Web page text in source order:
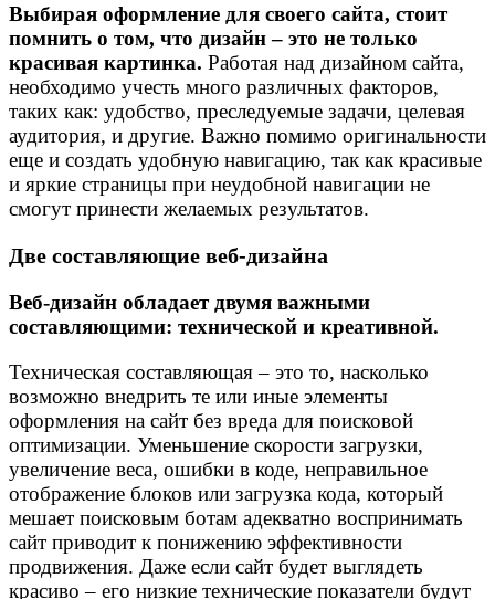
Выбирая оформление для своего сайта, стоит
помнить о том, что дизайн – это не только
красивая картинка. Работая над дизайном сайта,
необходимо учесть много различных факторов,
таких как: удобство, преследуемые задачи, целевая
аудитория, и другие. Важно помимо оригинальности
еще и создать удобную навигацию, так как красивые
и яркие страницы при неудобной навигации не
смогут принести желаемых результатов.
Две составляющие веб-дизайна
Веб-дизайн обладает двумя важными
составляющими: технической и креативной.
Техническая составляющая – это то, насколько
возможно внедрить те или иные элементы
оформления на сайт без вреда для поисковой
оптимизации. Уменьшение скорости загрузки,
увеличение веса, ошибки в коде, неправильное
отображение блоков или загрузка кода, который
мешает поисковым ботам адекватно воспринимать
сайт приводит к понижению эффективности
продвижения. Даже если сайт будет выглядеть
красиво – его низкие технические показатели будут